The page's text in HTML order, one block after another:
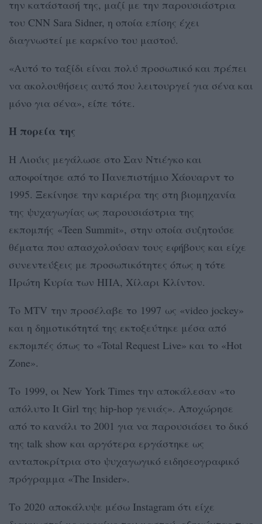
την κατάστασή της, μαζί με την παρουσιάστρια
του CNN Sara Sidner, η οποία επίσης έχει
διαγνωστεί με καρκίνο του μαστού.
«Αυτό το ταξίδι είναι πολύ προσωπικό και πρέπει
να ακολουθήσεις αυτό που λειτουργεί για σένα και
μόνο για σένα», είπε τότε.
Η πορεία της
Η Λιούις μεγάλωσε στο Σαν Ντιέγκο και
αποφοίτησε από το Πανεπιστήμιο Χάουαρντ το
1995. Ξεκίνησε την καριέρα της στη βιομηχανία
της ψυχαγωγίας ως παρουσιάστρια της
εκπομπής «Teen Summit», στην οποία συζητούσε
θέματα που απασχολούσαν τους εφήβους και είχε
συνεντεύξεις με προσωπικότητες όπως η τότε
Πρώτη Κυρία των ΗΠΑ, Χίλαρι Κλίντον.
Το MTV την προσέλαβε το 1997 ως «video jockey»
και η δημοτικότητά της εκτοξεύτηκε μέσα από
εκπομπές όπως το «Total Request Live» και το «Hot
Zone».
Το 1999, οι New York Times την αποκάλεσαν «το
απόλυτο It Girl της hip-hop γενιάς». Αποχώρησε
από το κανάλι το 2001 για να παρουσιάσει το δικό
της talk show και αργότερα εργάστηκε ως
ανταποκρίτρια στο ψυχαγωγικό ειδησεογραφικό
πρόγραμμα «The Insider».
Το 2020 αποκάλυψε μέσω Instagram ότι είχε